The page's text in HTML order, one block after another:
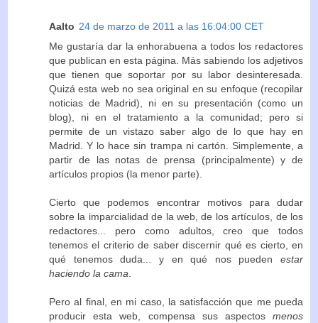
Aalto 24 de marzo de 2011 a las 16:04:00 CET
Me gustaría dar la enhorabuena a todos los redactores
que publican en esta página. Más sabiendo los adjetivos
que tienen que soportar por su labor desinteresada.
Quizá esta web no sea original en su enfoque (recopilar
noticias de Madrid), ni en su presentación (como un
blog), ni en el tratamiento a la comunidad; pero si
permite de un vistazo saber algo de lo que hay en
Madrid. Y lo hace sin trampa ni cartón. Simplemente, a
partir de las notas de prensa (principalmente) y de
artículos propios (la menor parte).
Cierto que podemos encontrar motivos para dudar
sobre la imparcialidad de la web, de los artículos, de los
redactores... pero como adultos, creo que todos
tenemos el criterio de saber discernir qué es cierto, en
qué tenemos duda... y en qué nos pueden estar
haciendo la cama
Pero al final, en mi caso, la satisfacción que me pueda
producir esta web, compensa sus aspectos menos